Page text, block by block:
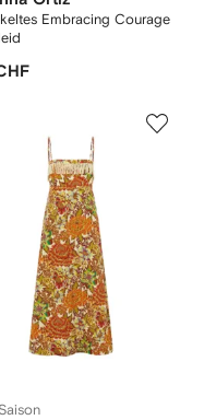
Embracing Courage